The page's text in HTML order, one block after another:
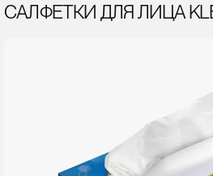
САЛФЕТКИ ДЛЯ ЛИЦА